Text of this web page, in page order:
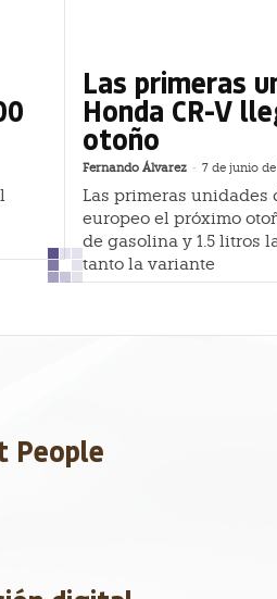
Las primeras
Honda CR-V
otoño
Fernando Álvarez - 7 de junio de
Las primeras unidades
europeo el próximo
de gasolina y 1.5 litros
tanto la variante
People